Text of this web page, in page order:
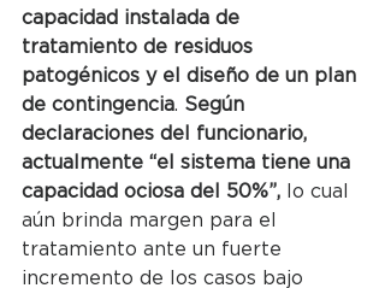
capacidad instalada de
tratamiento de residuos
patogénicos y el diseño de un plan
de contingencia. Según
declaraciones del funcionario,
actualmente “el sistema tiene una
capacidad ociosa del 50%”, lo cual
aún brinda margen para el
tratamiento ante un fuerte
incremento de los casos bajo